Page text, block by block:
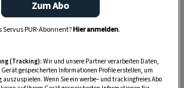
Zum Abo
Servus PUR-Abonnent?Hier anmelden.
(Tracking):Wir und unsere Partner verarbeiten Daten,
gespeicherten Informationen Profile erstellen, um
Wenn Sie ein werbe– und trackingfreies Abo